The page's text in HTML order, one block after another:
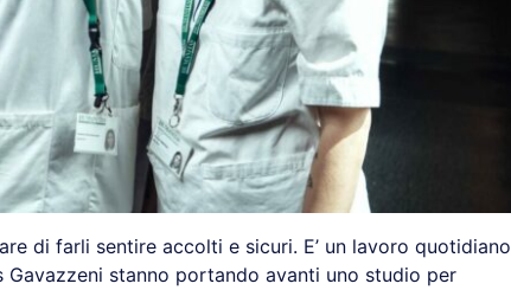
di farli sentire accolti e sicuri. E’ un lavoro quotidiano
stanno portando avanti uno studio per